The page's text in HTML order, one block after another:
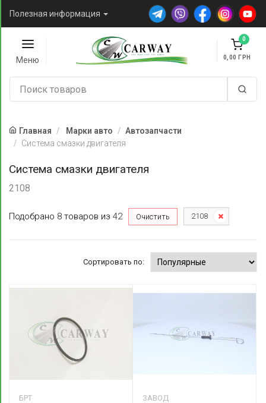
Полезная информация
Меню
0
0,00
Главная Марки авто
Автозапчасти
Система смазки двигателя
Система смазки двигателя
2108
Подобрано 8 товаров из 42 Очистить 2108
Сортировать по:
БРТ
ЗАВОД